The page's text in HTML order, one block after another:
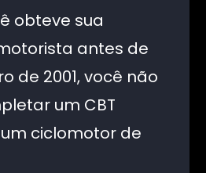
obteve sua
antes de
de 2001, você não
um CBT
ciclomotor de